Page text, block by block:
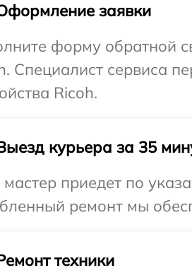
заявки
форму обратной
Специалист сервиса
Ricoh.
курьера за 35
приедет по
ремонт мы
техники